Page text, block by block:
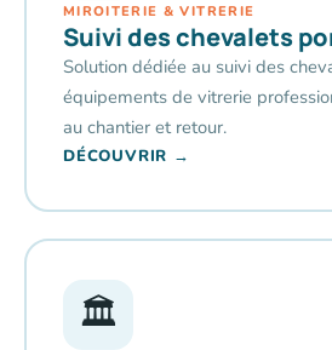
MIROITERIE & VITRERIE
Suivi des chevalets
Solution dédiée au suivi des
équipements de vitrerie
au chantier et retour.
DÉCOUVRIR →
🏛️